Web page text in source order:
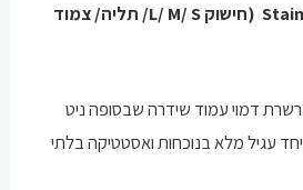
בסיס העגיל Stainless Steel (חישוק L/ M/ S/ תליה/ צמוד
דמוי עמוד שידרה שבסופה ניט
עגיל מלא בנוכחות ואסטטיקה בלתי